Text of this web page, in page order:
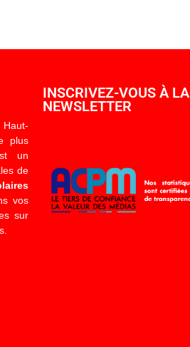
plus
un
de
vos
sur
INSCRIVEZ-VOUS À LA
NEWSLETTER